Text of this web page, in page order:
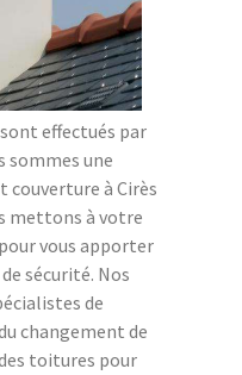
effectués par
sommes une
couverture à Cirès
mettons à votre
vous apporter
sécurité. Nos
de
changement de
toitures pour